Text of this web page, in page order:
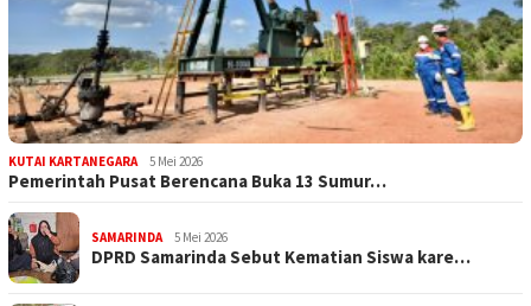
KUTAI KARTANEGARA 5 Mei 2026
Pemerintah Pusat Berencana Buka 13 Sumur…
SAMARINDA 5 Mei 2026
DPRD Samarinda Sebut Kematian Siswa kare…